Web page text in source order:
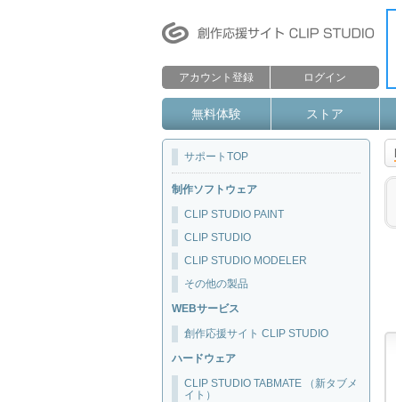
アカウント登録 ログイン
無料体験 ストア
サポートTOP
制作ソフトウェア
CLIP STUDIO PAINT
CLIP STUDIO
CLIP STUDIO MODELER
その他の製品
WEBサービス
創作応援サイト CLIP STUDIO
ハードウェア
CLIP STUDIO TABMATE （新タブメ
イト）